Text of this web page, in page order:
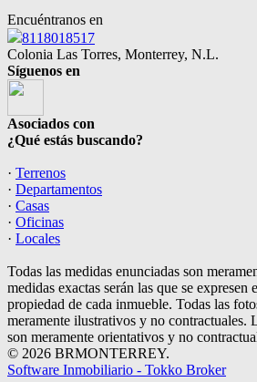
Encuéntranos en
8118018517
Colonia Las Torres, Monterrey, N.L.
Síguenos en
Asociados con
¿Qué estás buscando?
· Terrenos
· Departamentos
· Casas
· Oficinas
· Locales
Todas las medidas enunciadas son
medidas exactas serán las que se
propiedad de cada inmueble. Todas las
meramente ilustrativos y no contractuales.
son meramente orientativos y no
© 2026 BRMONTERREY.
Software Inmobiliario - Tokko Broker